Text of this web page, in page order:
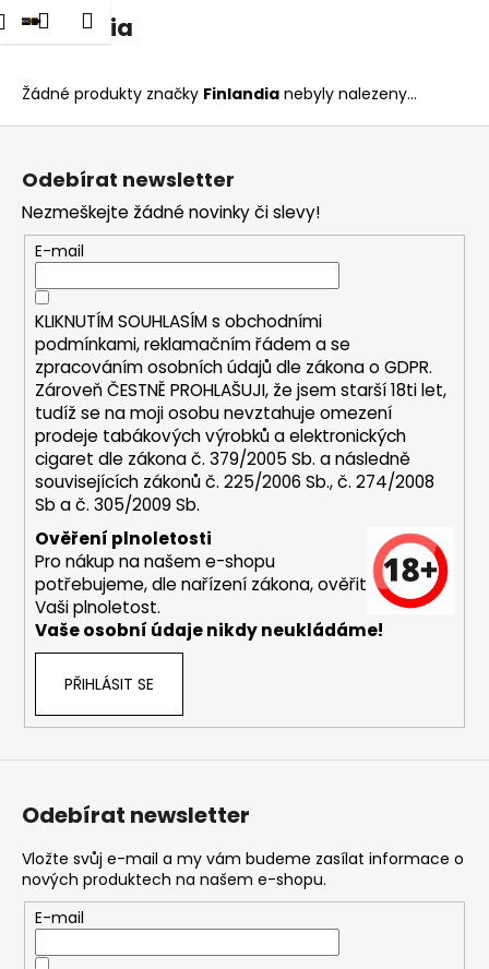
Přejít
na
Přihlášení
Nákupní
Menu
Finlandia
Žádné produkty značky Finlandia nebyly nalezeny...
K
o
k C
p
o
t
e
b
u
e
e
n
a
?
o
p
o
u
Odebírat newsletter
Nezmeškejte žádné novinky či slevy!
E-mail
KLIKNUTÍM SOUHLASÍM s obchodními
podmínkami,reklamačním řádem a se
zpracováním osobních údajů dle zákona oGDPR.
Zároveň ČESTNĚ PROHLAŠUJI, že jsem starší 18ti let,
tudíž se na moji osobu nevztahuje omezení
prodeje tabákových výrobků a elektronických
cigaret dle zákona č. 379/2005 Sb. a následně
souvisejících zákonů č. 225/2006 Sb., č. 274/2008
Sb a č. 305/2009 Sb.
Ověření plnoletosti
Pro nákup na našem e-shopu
potřebujeme, dle nařízení zákona, ověřit
Vaši plnoletost.
Vaše osobní údaje nikdy neukládáme!
PŘIHLÁSIT SE
Odebírat newsletter
Vložte svůj e-mail a my vám budeme zasílat informace o
nových produktech na našem e-shopu.
E-mail